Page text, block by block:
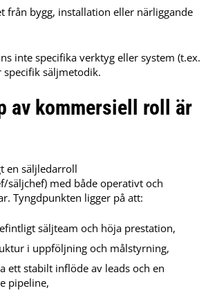
från bygg, installation eller närliggande
inte specifika verktyg eller system (t.ex.
specifik säljmetodik.
av kommersiell roll är
en säljledarroll
säljchef) med både operativt och
Tyngdpunkten ligger på att:
säljteam och höja prestation,
i uppföljning och målstyrning,
ett stabilt inflöde av leads och en
pipeline,